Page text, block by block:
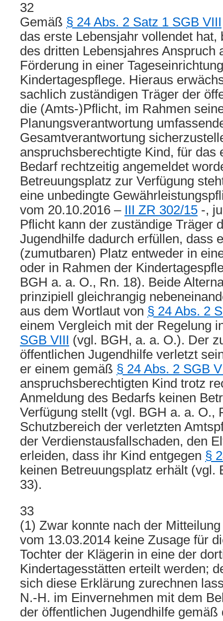
32
Gemäß § 24 Abs. 2 Satz 1 SGB VIII
das erste Lebensjahr vollendet hat,
des dritten Lebensjahres Anspruch
Förderung in einer
Kindertagespflege. Hieraus
sachlich zuständigen Träger der
die (Amts-)Pflicht, im Rahmen
Planungsverantwortung
Gesamtverantwortung
anspruchsberechtigte Kind, für das
Bedarf rechtzeitig angemeldet
Betreuungsplatz zur Verfügung
eine unbedingte
vom 20.10.2016 – III ZR 302/15 -,
Pflicht kann der zuständige Träger
Jugendhilfe dadurch erfüllen, dass
(zumutbaren) Platz entweder in
oder in Rahmen der
BGH a. a. O., Rn. 18). Beide
prinzipiell gleichrangig
aus dem Wortlaut von § 24 Abs. 2
einem Vergleich mit der Regelung
SGB VIII (vgl. BGH, a. a. O.). Der
öffentlichen Jugendhilfe verletzt
er einem gemäß § 24 Abs. 2 SGB
anspruchsberechtigten Kind trotz
Anmeldung des Bedarfs keinen
Verfügung stellt (vgl. BGH a. a. O.,
Schutzbereich der verletzten
der Verdienstausfallschaden, den
erleiden, dass ihr Kind entgegen §
keinen Betreuungsplatz erhält (vgl.
33).
33
(1) Zwar konnte nach der
vom 13.03.2014 keine Zusage für
Tochter der Klägerin in eine der
Kindertagesstätten erteilt werden;
sich diese Erklärung zurechnen
N.-H. im Einvernehmen mit dem
der öffentlichen Jugendhilfe gemäß